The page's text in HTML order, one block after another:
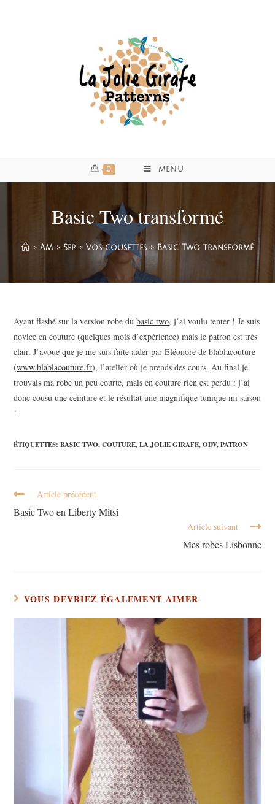
0 MENU
Basic Two transformé
> AM > Sep > Vos cousettes > Basic Two transformé
Ayant flashé sur la version robe dubasic two, j’ai voulu tenter ! Je suis
novice en couture (quelques mois d’expérience) mais le patron est très
clair. J’avoue que je me suis faite aider par Eléonore de blablacouture
(www.blablacouture.fr), l’atelier où je prends des cours. Au final je
trouvais ma robe un peu courte, mais en couture rien est perdu : j’ai
donc cousu une ceinture et le résultat une magnifique tunique mi saison
!
ÉTIQUETTES:BASIC TWO, COUTURE, LA JOLIE GIRAFE, ODV, PATRON
Article précédent
Basic Two en Liberty Mitsi
Article suivant
Mes robes Lisbonne
VOUS DEVRIEZ ÉGALEMENT AIMER